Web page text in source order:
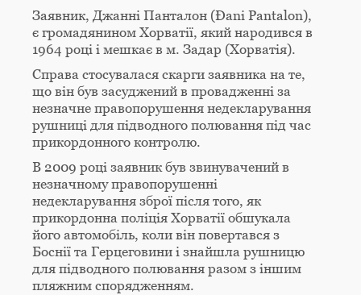
Заявник, Джанні Панталон (Đani Pantalon),
є громадянином Хорватії, який народився в
1964 році і мешкає в м. Задар (Хорватія).
Справа стосувалася скарги заявника на те,
що він був засуджений в провадженні за
незначне правопорушення недекларування
рушниці для підводного полювання під час
прикордонного контролю.
В 2009 році заявник був звинувачений в
незначному правопорушенні
недекларування зброї після того, як
прикордонна поліція Хорватії обшукала
його автомобіль, коли він повертався з
Боснії та Герцеговини і знайшла рушницю
для підводного полювання разом з іншим
пляжним спорядженням.